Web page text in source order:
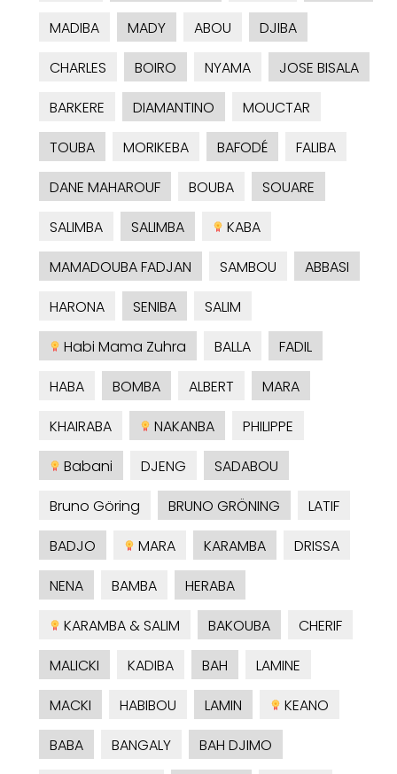
MADIBA MADY ABOU
DJIBA
CHARLES
BOIRO NYAMA
JOSE BISALA
BARKERE
DIAMANTINO
MOUCTAR
TOUBA
MORIKEBA BAFODÉ
FALIBA
DANE MAHAROUF
BOUBA
SOUARE
SALIMBA
SALIMBA
KABA
MAMADOUBA FADJAN
SAMBOU
ABBASI
HARONA
SENIBA
SALIM
Habi Mama Zuhra
BALLA
FADIL
HABA
BOMBA ALBERT
MARA
KHAIRABA
NAKANBA
PHILIPPE
Babani
DJENG
SADABOU
Bruno Göring
BRUNO GRÖNING
LATIF
BADJO
MARA KARAMBA
DRISSA
NENA
BAMBA
HERABA
KARAMBA & SALIM
BAKOUBA
CHERIF
MALICKI
KADIBA BAH
LAMINE
MACKI
HABIBOU LAMIN
KEANO
BABA
BANGALY
BAH DJIMO